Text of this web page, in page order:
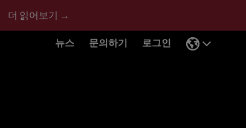
더 읽어보기 →
뉴스 문의하기 로그인